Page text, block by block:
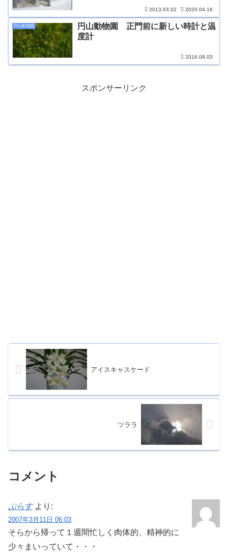
2013.03.02 2020.04.16
円山動物園
円山動物園 正門前に新しい時計と温
度計
2016.08.03
スポンサーリンク
アイスキャスケード
ツララ
コメント
ぷらす より:
2007年3月11日 06:03
そらから帰って１週間忙しく肉体的、精神的に
少々まいっていて・・・